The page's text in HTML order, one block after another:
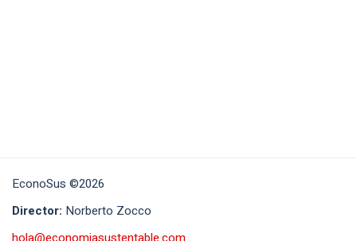
EconoSus ©2026
Director: Norberto Zocco